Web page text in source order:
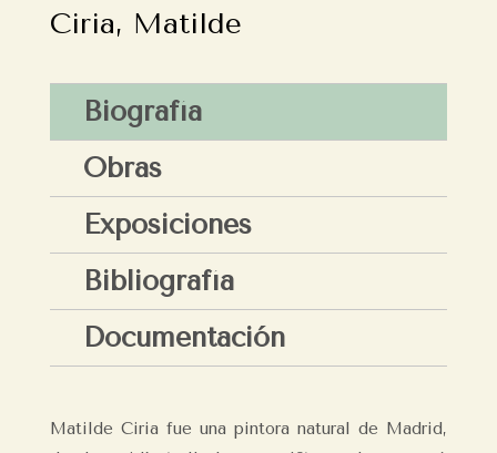
Ciria, Matilde
Biografía
Obras
Exposiciones
Bibliografía
Documentación
Matilde Ciria fue una pintora natural de Madrid,